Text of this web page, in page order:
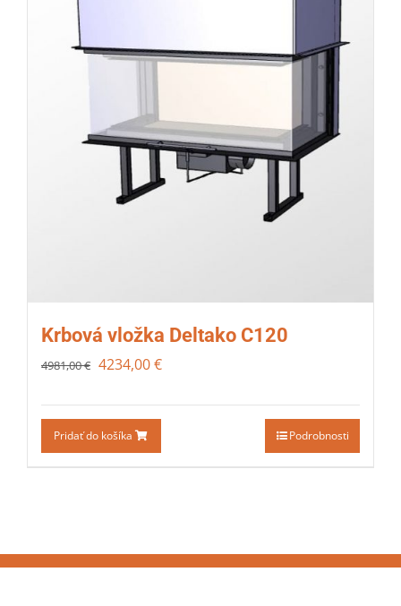
Krbová vložka Deltako C120
4981,00€ 4234,00€
Pridať do košíka Podrobnosti